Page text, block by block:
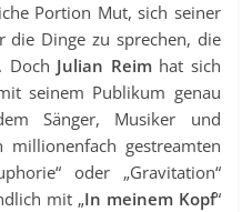
Portion Mut, sich seiner
Dinge zu sprechen, die
Doch Julian Reimhat sich
seinem Publikum genau
Sänger, Musiker und
millionenfach gestreamten
oder „Gravitation“
mit „In meinem Kopf“